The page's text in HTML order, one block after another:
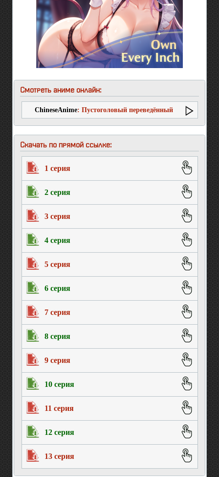
Смотреть аниме онлайн:
ChineseAnime: Пустоголовый переведённый
ученик
Скачать по прямой ссылке:
1 серия
2 серия
3 серия
4 серия
5 серия
6 серия
7 серия
8 серия
9 серия
10 серия
11 серия
12 серия
13 серия